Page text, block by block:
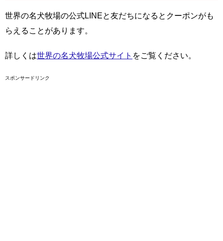
世界の名犬牧場の公式LINEと友だちになるとクーポンがも
らえることがあります。
詳しくは世界の名犬牧場公式サイト をご覧ください。
スポンサードリンク